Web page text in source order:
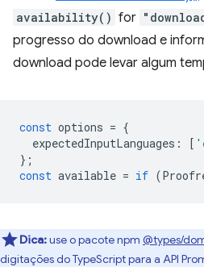
availability() for
progresso do download e
download pode levar algum
const options = {
expectedInputLanguages : [
};
const available = if (
Dica:use o pacote npm @types/
digitações do TypeScript para a API